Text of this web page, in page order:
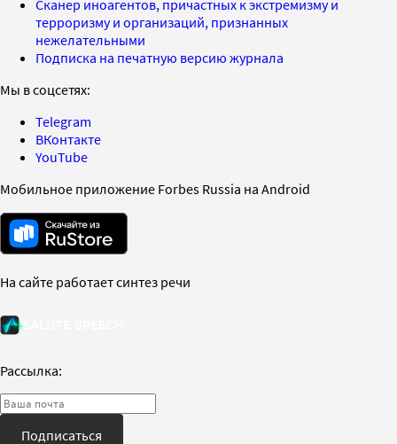
Сканер иноагентов, причастных к экстремизму и
терроризму и организаций, признанных
нежелательными
Подписка на печатную версию журнала
Мы в соцсетях:
Telegram
ВКонтакте
YouTube
Мобильное приложение Forbes Russia на Android
На сайте работает синтез речи
Рассылка:
Подписаться